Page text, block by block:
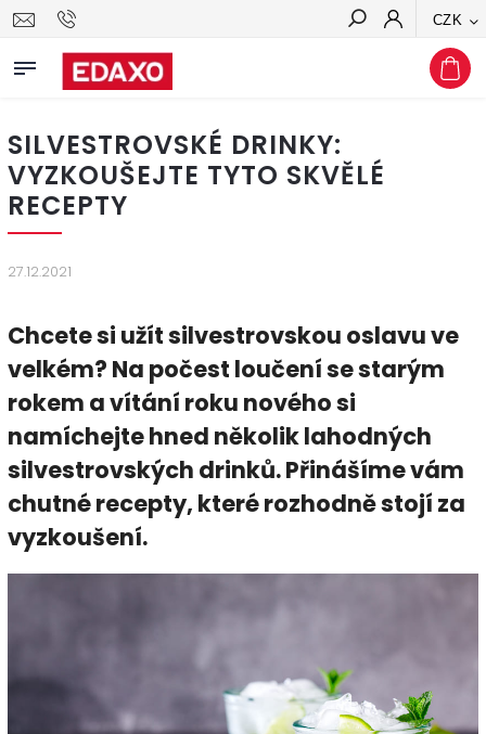
CZK
Hledat
SILVESTROVSKÉ DRINKY:
VYZKOUŠEJTE TYTO SKVĚLÉ
RECEPTY
27.12.2021
Chcete si užít silvestrovskou oslavu ve
velkém? Na počest loučení se starým
rokem a vítání roku nového si
namíchejte hned několik lahodných
silvestrovských drinků. Přinášíme vám
chutné recepty, které rozhodně stojí za
vyzkoušení.